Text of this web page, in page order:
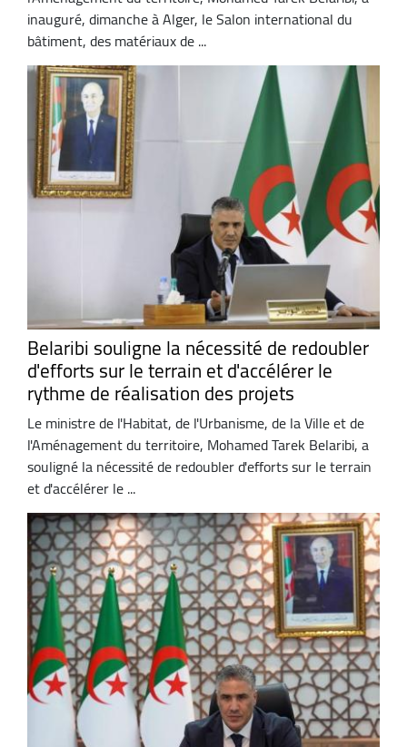
inauguré, dimanche à Alger, le Salon international du
bâtiment, des matériaux de ...
Belaribi souligne la nécessité de redoubler
d'efforts sur le terrain et d'accélérer le
rythme de réalisation des projets
Le ministre de l'Habitat, de l'Urbanisme, de la Ville et de
l'Aménagement du territoire, Mohamed Tarek Belaribi, a
souligné la nécessité de redoubler d'efforts sur le terrain
et d'accélérer le ...